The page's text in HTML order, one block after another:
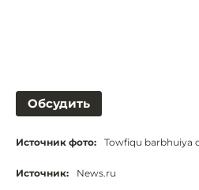
Обсудить
Источник фото: Towfiqu barbhuiya
Источник: News.ru